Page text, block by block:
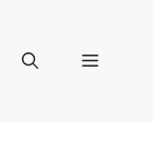
Menu